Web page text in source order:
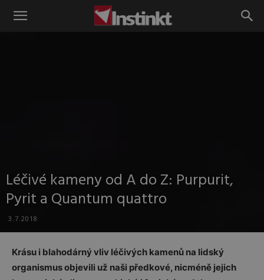
Instinkt
Léčivé kameny od A do Z: Purpurit,
Pyrit a Quantum quattro
3.7.2018
Krásu i blahodárný vliv léčivých kamenů na lidský
organismus objevili už naši předkové, nicméně jejich